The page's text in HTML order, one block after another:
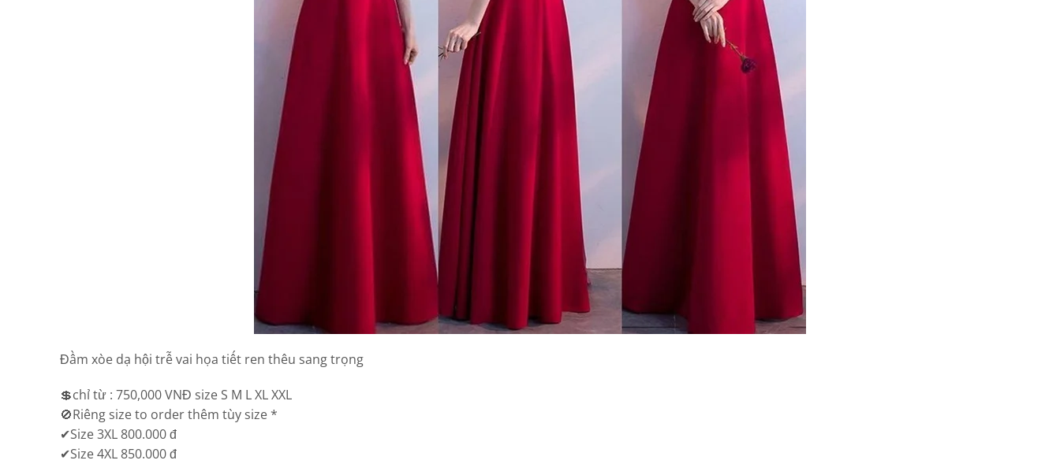
Đầm xòe dạ hội trễ vai họa tiết ren thêu sang trọng
💲chỉ từ : 750,000 VNĐ size S M L XL XXL
🚫Riêng size to order thêm tùy size *
✔Size 3XL 800.000 đ
✔Size 4XL 850.000 đ